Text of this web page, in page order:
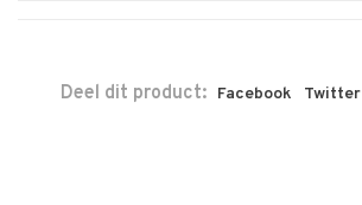
Deel dit product: Facebook Twitter